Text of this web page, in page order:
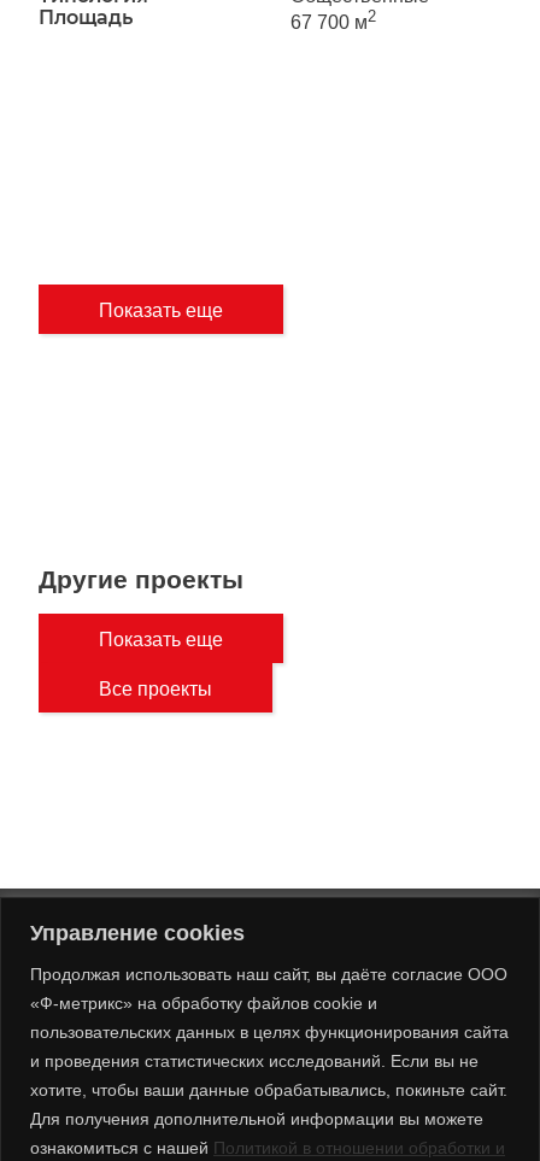
Управление cookies
Продолжая использовать наш сайт, вы даёте согласие ООО
«Ф-метрикс» на обработку файлов cookie и
пользовательских данных в целях функционирования сайта
и проведения статистических исследований. Если вы не
хотите, чтобы ваши данные обрабатывались, покиньте сайт.
Для получения дополнительной информации вы можете
ознакомиться с нашей Политикой в отношении обработки и
Площадь 67 700 м2
Показать еще
Другие проекты
Показать еще
Все проекты
+7 (499) 600-20-00
inbox@f-metrics.ru
f_metrics
г. Москва, 4-ая ул. 8 марта, д. 6а
Политика в отношении обработки и обеспечения